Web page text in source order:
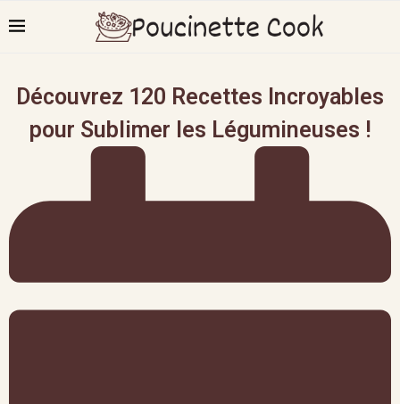
Découvrez 120 Recettes Incroyables
pour Sublimer les Légumineuses !